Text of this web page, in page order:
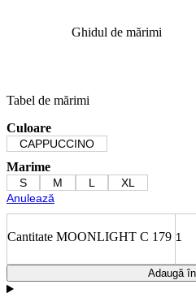
Ghidul de mărimi
Tabel de mărimi
Culoare
CAPPUCCINO
Marime
S M L
XL
Anulează
Cantitate MOONLIGHT C 179
Adaugă